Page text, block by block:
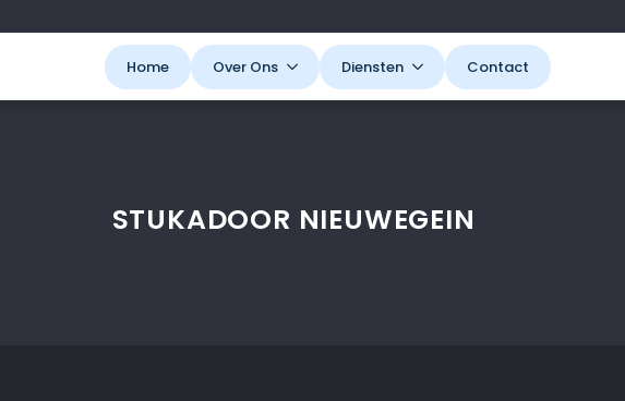
Home Over Ons Diensten Contact
STUKADOOR NIEUWEGEIN